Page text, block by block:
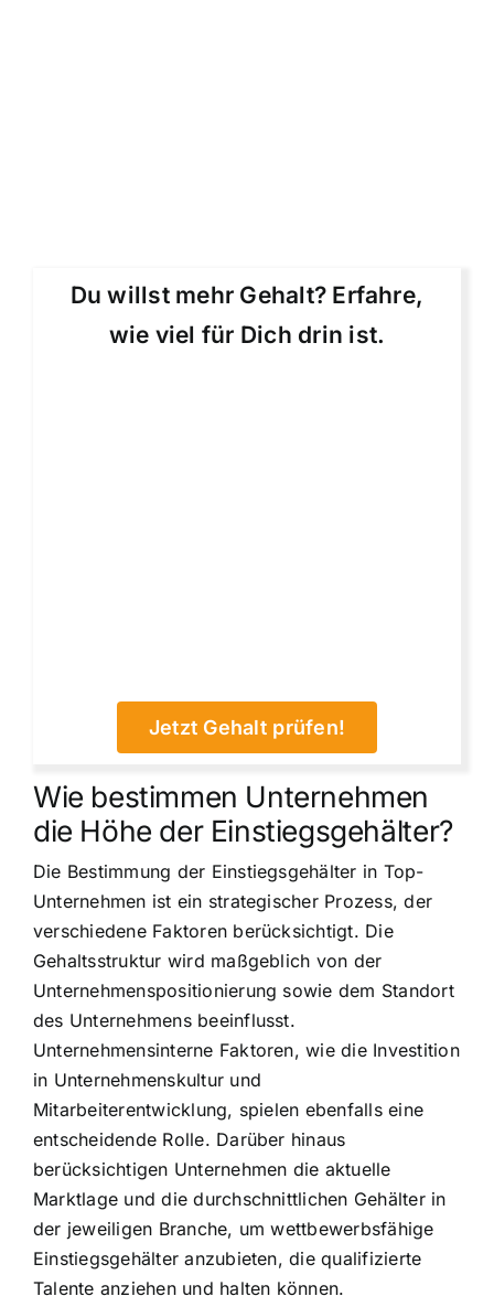
Du willst mehr Gehalt? Erfahre,
wie viel für Dich drin ist.
Jetzt Gehalt prüfen!
Wie bestimmen Unternehmen
die Höhe der Einstiegsgehälter?
Die Bestimmung der Einstiegsgehälter in Top-
Unternehmen ist ein strategischer Prozess, der
verschiedene Faktoren berücksichtigt. Die
Gehaltsstruktur wird maßgeblich von der
Unternehmenspositionierung sowie dem Standort
des Unternehmens beeinflusst.
Unternehmensinterne Faktoren, wie die Investition
in Unternehmenskultur und
Mitarbeiterentwicklung, spielen ebenfalls eine
entscheidende Rolle. Darüber hinaus
berücksichtigen Unternehmen die aktuelle
Marktlage und die durchschnittlichen Gehälter in
der jeweiligen Branche, um wettbewerbsfähige
Einstiegsgehälter anzubieten, die qualifizierte
Talente anziehen und halten können.